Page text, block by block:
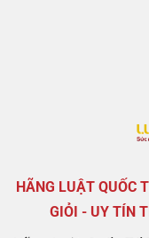
HÃNG LUẬT QUỐC
GIỎI - UY TÍN